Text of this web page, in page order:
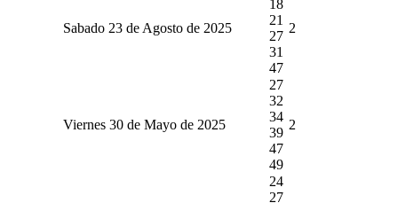
Sabado 23 de Agosto de 2025
18
21
27
31
47
2
Viernes 30 de Mayo de 2025
27
32
34
39
47
49
2
24
27